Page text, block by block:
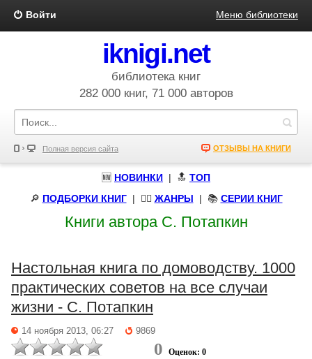
Войти Меню библиотеки
iknigi.net
библиотека книг
282 000 книг, 71 000 авторов
Полная версия сайта ОТЗЫВЫ НА КНИГИ
🆕 НОВИНКИ | 🔝 ТОП
🔎 ПОДБОРКИ КНИГ| 🧝‍♀️ ЖАНРЫ | 📚 СЕРИИ КНИГ
Книги автора С. Потапкин
Настольная книга по домоводству. 1000
практических советов на все случаи
жизни - С. Потапкин
14 ноября 2013, 06:27 9869
0 Оценок: 0